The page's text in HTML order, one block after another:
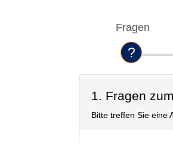
Fragen
1. Fragen
Bitte treffen Sie eine